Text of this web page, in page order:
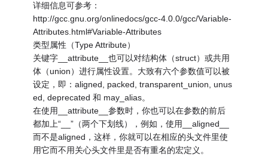
详细信息可参考：
http://gcc.gnu.org/onlinedocs/gcc-4.0.0/gcc/Variable-
Attributes.html#Variable-Attributes
类型属性（Type Attribute）
关键字__attribute__也可以对结构体（struct）或共用
体（union）进行属性设置。大致有六个参数值可以被
设定，即：aligned, packed, transparent_union, unus
ed, deprecated 和 may_alias。
在使用__attribute__参数时，你也可以在参数的前后
都加上“__”（两个下划线），例如，使用__aligned__
而不是aligned，这样，你就可以在相应的头文件里使
用它而不用关心头文件里是否有重名的宏定义。